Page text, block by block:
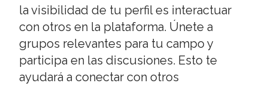
la visibilidad de tu perfil es interactuar
con otros en la plataforma. Únete a
grupos relevantes para tu campo y
participa en las discusiones. Esto te
ayudará a conectar con otros